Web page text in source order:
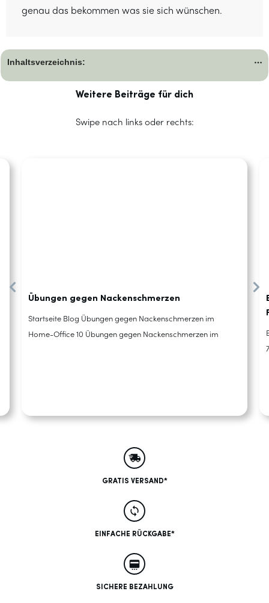
genau das bekommen was sie sich wünschen.
Inhaltsverzeichnis:
Weitere Beiträge für dich
Swipe nach links oder rechts:
Übungen gegen Nackenschmerzen
Startseite Blog Übungen gegen Nackenschmerzen im
Home-Office 10 Übungen gegen Nackenschmerzen im
GRATIS VERSAND*
EINFACHE RÜCKGABE*
SICHERE BEZAHLUNG